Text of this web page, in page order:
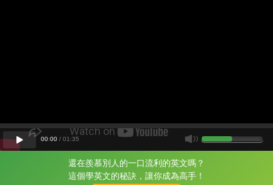
還在羨慕別人的一口流利的英文嗎？
這個學英文的秘訣，讓你成為高手！
片尾有
攻其不背
00:00 / 01 :35